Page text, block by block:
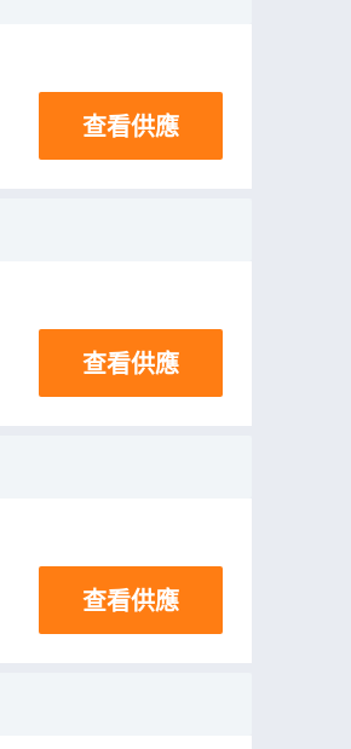
查看供應
查看供應
查看供應